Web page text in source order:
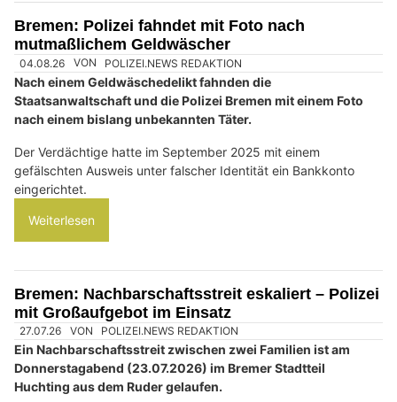
Bremen: Polizei fahndet mit Foto nach
mutmaßlichem Geldwäscher
04.08.26 VON POLIZEI.NEWS REDAKTION